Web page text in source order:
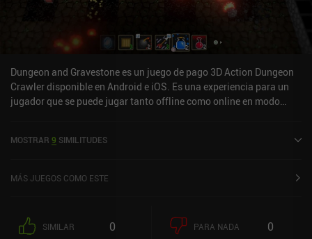
Dungeon and Gravestone es un juego de pago 3D Action Dungeon
Crawler disponible en Android e iOS. Es una experiencia para un
jugador que se puede jugar tanto offline como online en modo
sobre 5,0 en la App Store de iOS.
MOSTRAR 9 SIMILITUDES
MÁS JUEGOS COMO ESTE
SIMILAR 0 PARA NADA 0